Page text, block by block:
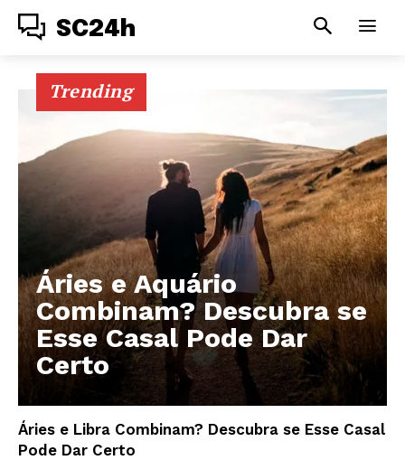
SC24h
Trending
Áries e Aquário
Combinam? Descubra se
Esse Casal Pode Dar
Certo
Áries e Libra Combinam? Descubra se Esse Casal
Pode Dar Certo